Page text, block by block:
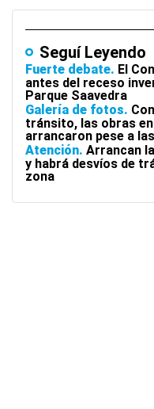
Seguí Leyendo
Fuerte debate El
antes del receso
Parque Saavedra
Galería de fotos
tránsito, las obras
arrancaron pese a
Atención Arrancan
y habrá desvíos de
zona